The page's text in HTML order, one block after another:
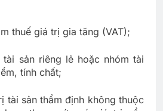
thuế giá trị gia tăng (VAT);
sản riêng lẻ hoặc nhóm tài
tính chất;
tài sản thẩm định không thuộc